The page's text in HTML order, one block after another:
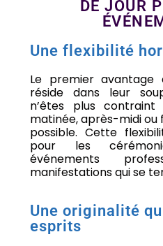
DE JOUR
Une flexibilité
Le premier
réside dans leur
n’êtes plus
matinée, après-midi ou
possible. Cette
pour les
événements
manifestations qui se
Une originalité
esprits